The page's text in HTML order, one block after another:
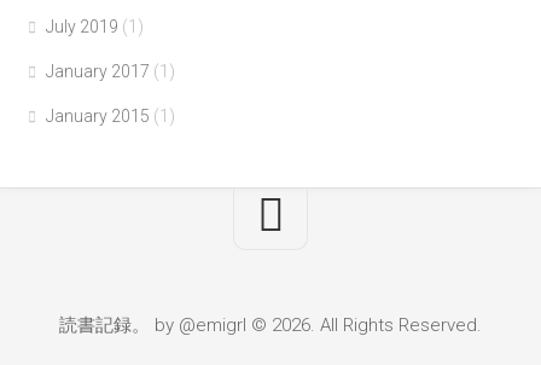
July 2019 (1)
January 2017 (1)
January 2015 (1)
読書記録。 by @emigrl © 2026. All Rights Reserved.